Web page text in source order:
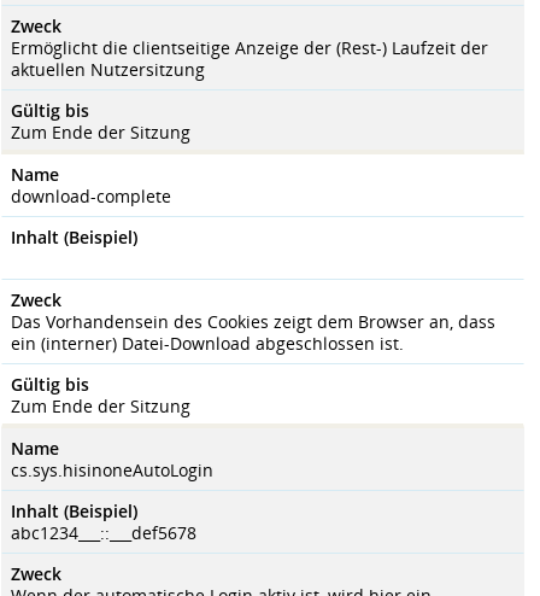
Zweck
Ermöglicht die clientseitige Anzeige der (Rest-) Laufzeit der
aktuellen Nutzersitzung
Gültig bis
Zum Ende der Sitzung
Name
download-complete
Inhalt (Beispiel)
Zweck
Das Vorhandensein des Cookies zeigt dem Browser an, dass
ein (interner) Datei-Download abgeschlossen ist.
Gültig bis
Zum Ende der Sitzung
Name
cs.sys.hisinoneAutoLogin
Inhalt (Beispiel)
abc1234___::___def5678
Zweck